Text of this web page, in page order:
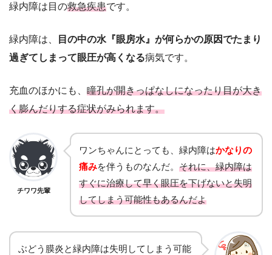
緑内障は目の救急疾患です。
緑内障は、
目の中の水『眼房水』が何らかの原因でたまり
過ぎてしまって眼圧が高くなる病気です。
充血のほかにも、 瞳孔が開きっぱなしになったり目が大き
く膨んだりする症状がみられます。
チワワ先輩
ワンちゃんにとっても、緑内障はかなりの
痛みを伴うものなんだ。 それに、緑内障は
すぐに治療して早く眼圧を下げないと失明
してしまう可能性もあるんだよ
ぶどう膜炎と緑内障は失明してしまう可能